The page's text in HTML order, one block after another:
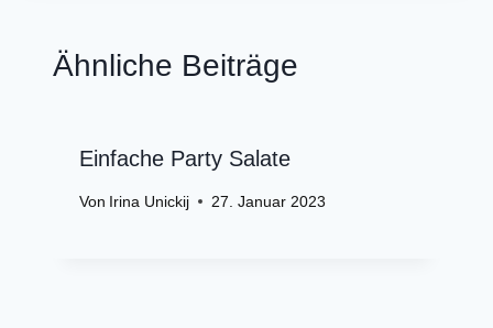
Ähnliche Beiträge
Einfache Party Salate
Von Irina Unickij 27. Januar 2023